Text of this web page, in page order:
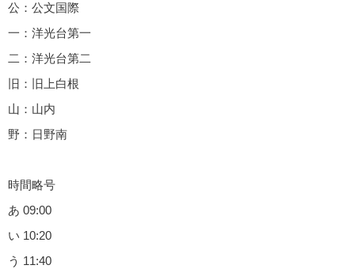
公：公文国際
一：洋光台第一
二：洋光台第二
旧：旧上白根
山：山内
野：日野南
時間略号
あ 09:00
い 10:20
う 11:40